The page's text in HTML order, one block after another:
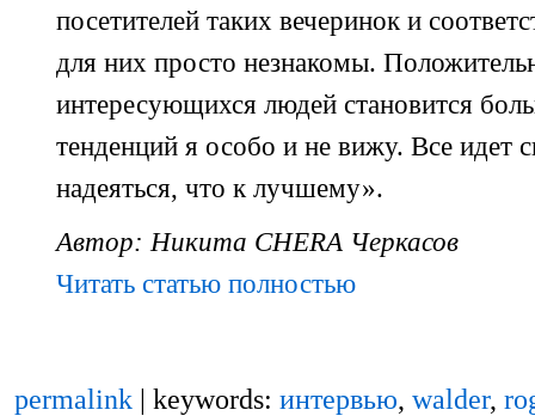
посетителей таких вечеринок и
для них просто незнакомы.
интересующихся людей становится
тенденций я особо и не вижу. Все идет
надеяться, что к лучшему».
Автор: Никита CHERA Черкасов
Читать статью полностью
permalink | keywords: интервью, walder,